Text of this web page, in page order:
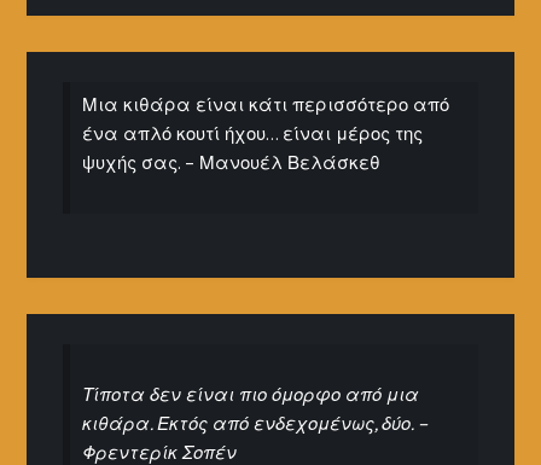
Μια κιθάρα είναι κάτι περισσότερο από
ένα απλό κουτί ήχου… είναι μέρος της
ψυχής σας. – Μανουέλ Βελάσκεθ
Τίποτα δεν είναι πιο όμορφο από μια
κιθάρα. Εκτός από ενδεχομένως, δύο. –
Φρεντερίκ Σοπέν